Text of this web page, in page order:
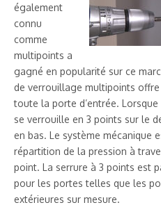
également
connu
comme
multipoints a
gagné en popularité sur ce
de verrouillage multipoints
toute la porte d’entrée.
se verrouille en 3 points sur le
en bas. Le système mécanique
répartition de la pression à
point. La serrure à 3 points est
pour les portes telles que les
extérieures sur mesure.